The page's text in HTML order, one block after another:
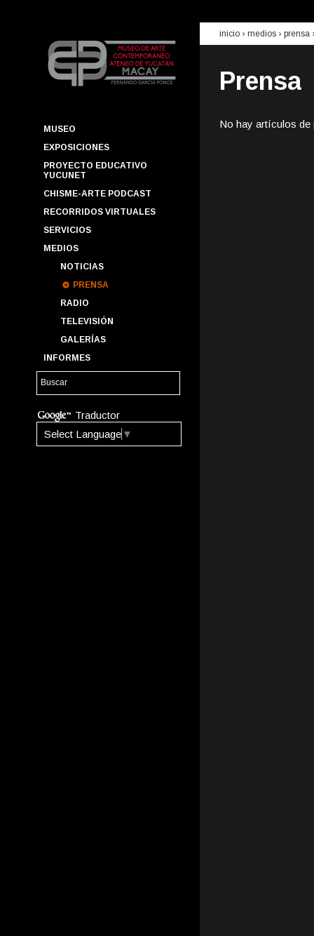
MUSEO
EXPOSICIONES
PROYECTO EDUCATIVO
YUCUNET
CHISME-ARTE PODCAST
RECORRIDOS VIRTUALES
SERVICIOS
MEDIOS
NOTICIAS
PRENSA
RADIO
TELEVISIÓN
GALERÍAS
INFORMES
Traductor
Select Language ▼
inicio › medios › prensa
Prensa
No hay artículos de